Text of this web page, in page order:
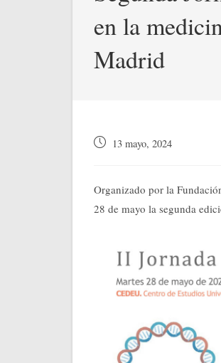
en la
Madrid
Publicación
entrada:
13 mayo, 2024
Organizado por la
28 de mayo la segunda